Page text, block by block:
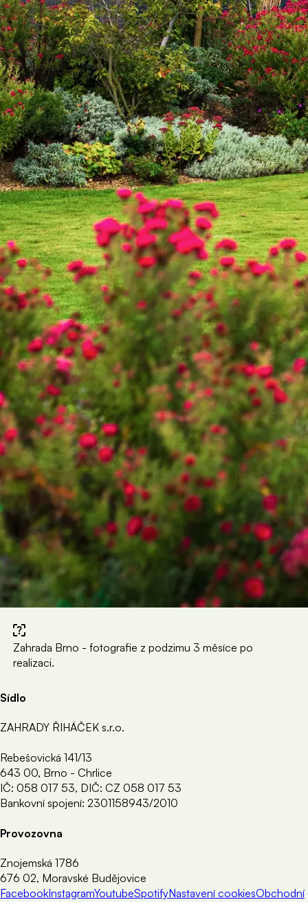
Zahrada Brno - fotografie z podzimu 3 měsíce po
realizaci.
Sídlo
ZAHRADY ŘIHÁČEK s.r.o.
Rebešovická 141/13
643 00, Brno - Chrlice
IČ: 058 017 53, DIČ: CZ 058 017 53
Bankovní spojení: 2301158943/2010
Provozovna
Znojemská 1786
676 02, Moravské Budějovice
FacebookInstagramYoutubeSpotifyNastavení cookiesObchodní